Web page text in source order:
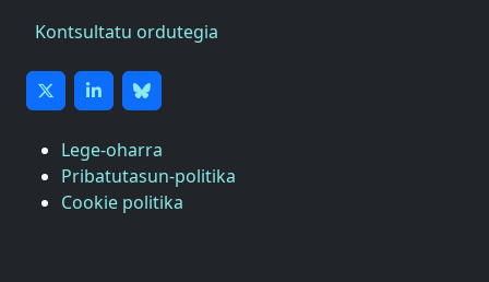
Kontsultatu ordutegia
Lege-oharra
Pribatutasun-politika
Cookie politika